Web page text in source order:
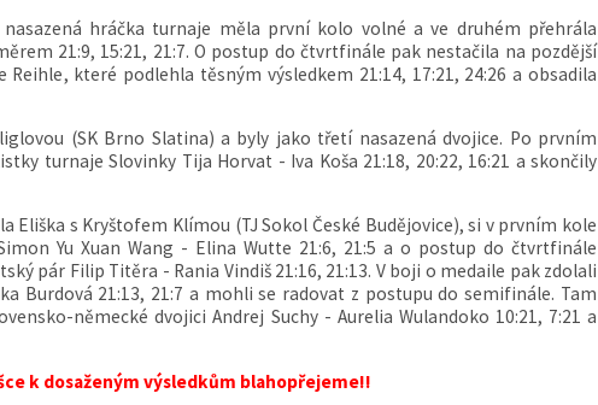
hráčka turnaje měla první kolo volné a ve druhém přehrála
21:9, 15:21, 21:7. O postup do čtvrtfinále pak nestačila na pozdější
které podlehla těsným výsledkem 21:14, 17:21, 24:26 a obsadila
(SK Brno Slatina) a byly jako třetí nasazená dvojice. Po prvním
turnaje Slovinky Tija Horvat - Iva Koša 21:18, 20:22, 16:21 a skončily
Eliška s Kryštofem Klímou (TJ Sokol České Budějovice), si v prvním kole
Yu Xuan Wang - Elina Wutte 21:6, 21:5 a o postup do čtvrtfinále
pár Filip Titěra - Rania Vindiš 21:16, 21:13. V boji o medaile pak zdolali
Burdová 21:13, 21:7 a mohli se radovat z postupu do semifinále. Tam
německé dvojici Andrej Suchy - Aurelia Wulandoko 10:21, 7:21 a
k dosaženým výsledkům blahopřejeme!!